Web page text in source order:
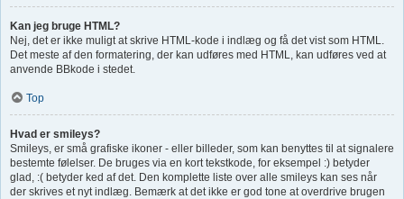
Kan jeg bruge HTML?
Nej, det er ikke muligt at skrive HTML-kode i indlæg og få det vist som HTML.
Det meste af den formatering, der kan udføres med HTML, kan udføres ved at
anvende BBkode i stedet.
Top
Hvad er smileys?
Smileys, er små grafiske ikoner - eller billeder, som kan benyttes til at signalere
bestemte følelser. De bruges via en kort tekstkode, for eksempel :) betyder
glad, :( betyder ked af det. Den komplette liste over alle smileys kan ses når
der skrives et nyt indlæg. Bemærk at det ikke er god tone at overdrive brugen